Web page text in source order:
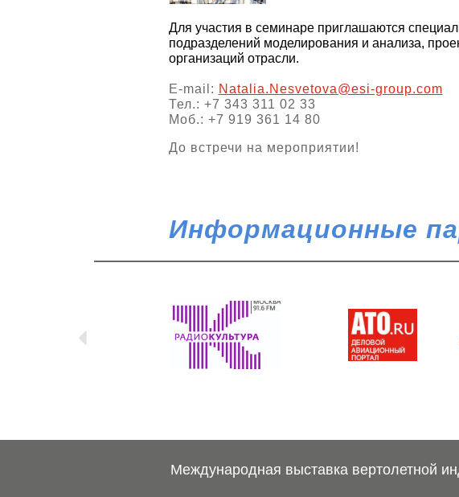
Для участия в семинаре приглашаются
подразделений моделирования и анализа,
организаций отрасли.
E-mail: Natalia.Nesvetova@esi-group.com
Тел.: +7 343 311 02 33
Моб.: +7 919 361 14 80
До встречи на мероприятии!
Информационные
Международная выставка вертолетной